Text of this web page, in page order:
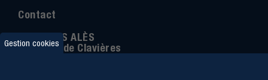
Contact
IMT MINES ALÈS
6 Avenue de Clavières
Gestion cookies